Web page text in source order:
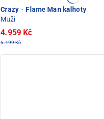
Crazy · Flame Man kalhoty
Muži
4.959 Kč
6.199 Kč